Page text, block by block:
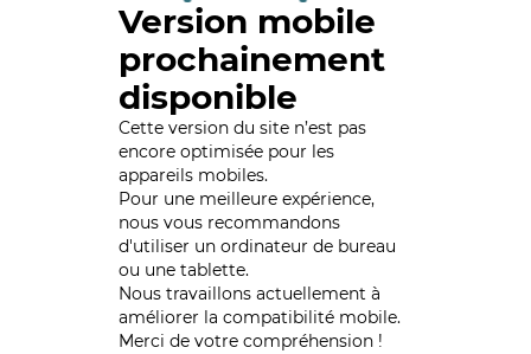
Version mobile
prochainement
disponible
Cette version du site n’est pas
encore optimisée pour les
appareils mobiles.
Pour une meilleure expérience,
nous vous recommandons
d'utiliser un ordinateur de bureau
ou une tablette.
Nous travaillons actuellement à
améliorer la compatibilité mobile.
Merci de votre compréhension !